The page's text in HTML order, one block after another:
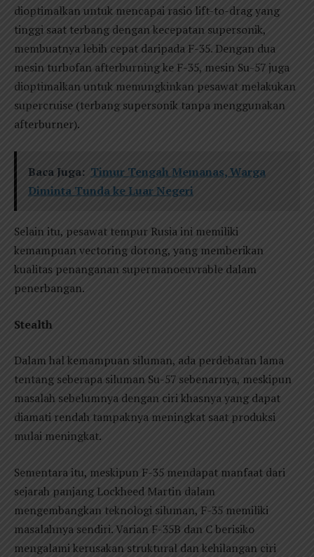
dioptimalkan untuk mencapai rasio lift-to-drag yang
tinggi saat terbang dengan kecepatan supersonik,
membuatnya lebih cepat daripada F-35. Dengan dua
mesin turbofan afterburning ke F-35, mesin Su-57 juga
dioptimalkan untuk memungkinkan pesawat melakukan
supercruise (terbang supersonik tanpa menggunakan
afterburner).
Baca Juga: Timur Tengah Memanas, Warga
Diminta Tunda ke Luar Negeri
Selain itu, pesawat tempur Rusia ini memiliki
kemampuan vectoring dorong, yang memberikan
kualitas penanganan supermanoeuvrable dalam
penerbangan.
Stealth
Dalam hal kemampuan siluman, ada perdebatan lama
tentang seberapa siluman Su-57 sebenarnya, meskipun
masalah sebelumnya dengan ciri khasnya yang dapat
diamati rendah tampaknya meningkat saat produksi
mulai meningkat.
Sementara itu, meskipun F-35 mendapat manfaat dari
sejarah panjang Lockheed Martin dalam
mengembangkan teknologi siluman, F-35 memiliki
masalahnya sendiri. Varian F-35B dan C berisiko
mengalami kerusakan struktural dan kehilangan ciri